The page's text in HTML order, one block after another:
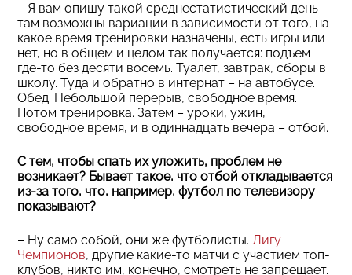
– Я вам опишу такой среднестатистический день –
там возможны вариации в зависимости от того, на
какое время тренировки назначены, есть игры или
нет, но в общем и целом так получается: подъем
где-то без десяти восемь. Туалет, завтрак, сборы в
школу. Туда и обратно в интернат – на автобусе.
Обед. Небольшой перерыв, свободное время.
Потом тренировка. Затем – уроки, ужин,
свободное время, и в одиннадцать вечера – отбой.
С тем, чтобы спать их уложить, проблем не
возникает? Бывает такое, что отбой откладывается
из-за того, что, например, футбол по телевизору
показывают?
– Ну само собой, они же футболисты. Лигу
Чемпионов, другие какие-то матчи с участием топ-
клубов, никто им, конечно, смотреть не запрещает.